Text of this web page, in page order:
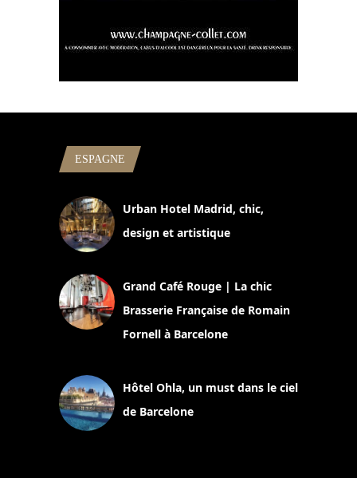
ESPAGNE
Urban Hotel Madrid, chic,
design et artistique
Grand Café Rouge | La chic
Brasserie Française de Romain
Fornell à Barcelone
Hôtel Ohla, un must dans le ciel
de Barcelone